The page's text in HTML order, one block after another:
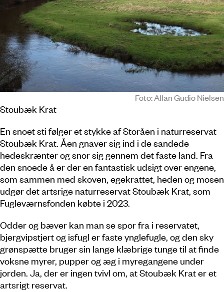
Foto: Allan Gudio Nielsen
Stoubæk Krat
En snoet sti følger et stykke af Storåen i naturreservat
Stoubæk Krat. Åen gnaver sig ind i de sandede
hedeskrænter og snor sig gennem det faste land. Fra
den snoede å er der en fantastisk udsigt over engene,
som sammen med skoven, egekrattet, heden og mosen
udgør det artsrige naturreservat Stoubæk Krat, som
Fugleværnsfonden købte i 2023.
Odder og bæver kan man se spor fra i reservatet,
bjergvipstjert og isfugl er faste ynglefugle, og den sky
grønspætte bruger sin lange klæbrige tunge til at finde
voksne myrer, pupper og æg i myregangene under
jorden. Ja, der er ingen tvivl om, at Stoubæk Krat er et
artsrigt reservat.